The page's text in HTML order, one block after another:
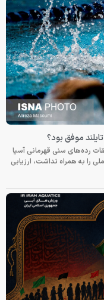
موفق بود؟
رده‌های سنی قهرمانی آسیا
را به همراه نداشت، ارزیابی